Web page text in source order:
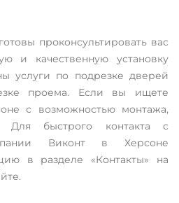
проконсультировать вас
и качественную установку
услуги по подрезке дверей
проема. Если вы ищете
с возможностью монтажа,
быстрого контакта с
Виконт в Херсоне
в разделе «Контакты» на